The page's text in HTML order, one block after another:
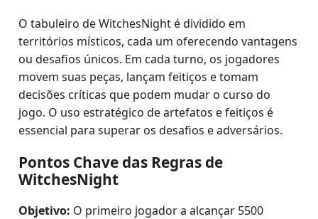
O tabuleiro de WitchesNight é dividido em
territórios místicos, cada um oferecendo vantagens
ou desafios únicos. Em cada turno, os jogadores
movem suas peças, lançam feitiços e tomam
decisões críticas que podem mudar o curso do
jogo. O uso estratégico de artefatos e feitiços é
essencial para superar os desafios e adversários.
Pontos Chave das Regras de
WitchesNight
Objetivo: O primeiro jogador a alcançar 5500